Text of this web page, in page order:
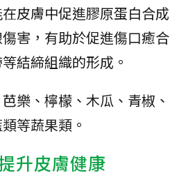
皮膚中促進膠原蛋白合成
害，有助於促進傷口癒合
結締組織的形成。
樂、檸檬、木瓜、青椒、
等蔬果類。
升皮膚健康